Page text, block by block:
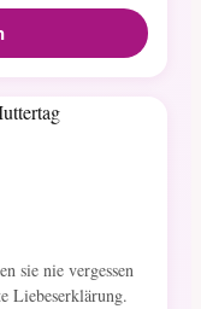
sie nie vergessen
Liebeserklärung.